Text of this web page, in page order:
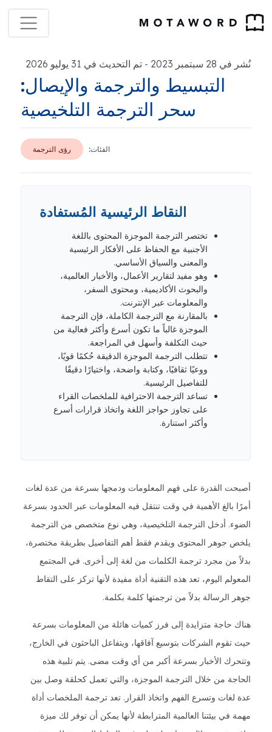
نُشر في 28 سبتمبر 2023 - تم التحديث في 31 يوليو 2026
التبسيط والترجمة والإيصال:
سحر الترجمة التلخيصية
الفئات: رؤى الترجمة
النقاط الرئيسية المُستفادة
تختصر الترجمة الموجزة المحتوى باللغة
الأجنبية مع الحفاظ على الأفكار الرئيسية
والمعنى والسياق الأساسي.
وهو مفيد لتقارير الأعمال، والأخبار العالمية،
والبحوث الأكاديمية، ومحتوى السفر،
والمعلومات عبر الإنترنت.
بالمقارنة مع الترجمة الكاملة، فإن الترجمة
الموجزة غالباً ما تكون أسرع وأكثر فعالية من
حيث التكلفة وأسهل في المراجعة.
تتطلب الترجمة الموجزة الدقيقة حُكمًا قويًا،
ووعيًا ثقافيًا، وكتابة واضحة، واختيارًا دقيقًا
للتفاصيل الرئيسية.
تساعد الترجمة الاحترافية للملخصات القراء
على تجاوز حواجز اللغة واتخاذ قرارات أسرع
وأكثر استنارة.
أصبحت القدرة على فهم المعلومات ودمجها بسرعة من عدة لغات
أمرًا بالغ الأهمية في وقت تنتقل فيه المعلومات عبر الحدود بسرعة
الضوء. أدخل الترجمة التلخيصية، وهي نوع متخصص من الترجمة
يلخص جوهر المحتوى ويقدم فقط أهم التفاصيل بطريقة مختصرة،
بدلاً من مجرد ترجمة الكلمات من لغة إلى أخرى. في المجتمع
المعولم اليوم، تعد هذه التقنية أداة مفيدة لأنها تركز على التقاط
جوهر الرسالة بدلاً من ترجمتها كلمة بكلمة.
هناك حاجة متزايدة إلى فرز كميات هائلة من المعلومات بسرعة
حيث تقوم الشركات بتوسيع آفاقها، ويتفاعل الباحثون في الخارج،
وتتحرك الأخبار بسرعة أكبر من أي وقت مضى. يتم تلبية هذه
الحاجة من خلال الترجمة الموجزة، والتي تعمل كحلقة وصل بين
عدة لغات وتسرع الفهم واتخاذ القرار. تعد ترجمة الملخصات أداة
مهمة في بيئتنا العالمية المترابطة لأنها يمكن أن توفر لك ميزة